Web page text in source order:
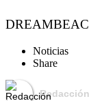
Noticias
Share
Redacción